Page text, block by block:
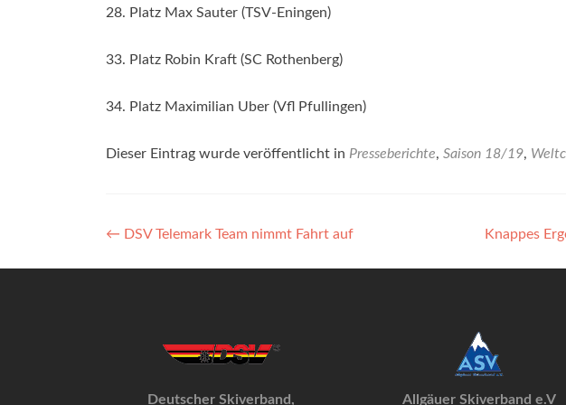
28. Platz Max Sauter (TSV-Eningen)
33. Platz Robin Kraft (SC Rothenberg)
34. Platz Maximilian Uber (Vfl Pfullingen)
Dieser Eintrag wurde veröffentlicht in Presseberichte, Saison 18/19,
Beitragsnavigation
← DSV Telemark Team nimmt Fahrt auf Knappes
Deutscher Skiverband, Allgäuer Skiverband e.V